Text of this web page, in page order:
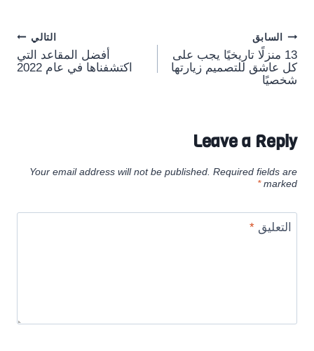
Post
navigation
السابق
13 منزلًا تاريخيًا يجب على
كل عاشق للتصميم زيارتها
شخصيًا
التالي
أفضل المقاعد التي
اكتشفناها في عام 2022
Leave a Reply
Your email address will not be published. Required fields are
marked
*
التعليق*